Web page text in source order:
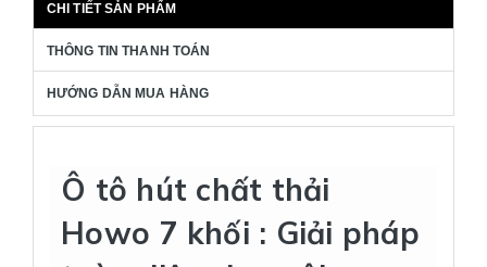
CHI TIẾT SẢN PHẨM
THÔNG TIN THANH TOÁN
HƯỚNG DẪN MUA HÀNG
Ô tô hút chất thải
Howo 7 khối : Giải pháp